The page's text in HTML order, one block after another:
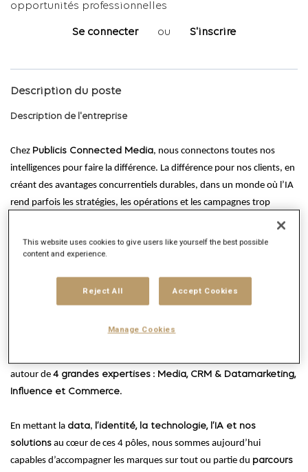
opportunités professionnelles
Se connecter ou S'inscrire
Description du poste
Description de l'entreprise
Chez Publicis Connected Media, nous connectons toutes nos
intelligences pour faire la différence. La différence pour nos clients, en
créant des avantages concurrentiels durables, dans un monde où l’IA
rend parfois les stratégies, les opérations et les campagnes trop
Et la différence pour chacun de
nos 2 000 talents
, en leur donnant
la possibilité de grandir dans l’un des
Notre objectif est simple: concevoir et piloter des écosystèmes paid,
autour de 4 grandes expertises : Media, CRM & Datamarketing,
Influence et Commerce.
En mettant la data, l’identité, la technologie, l’IA et nos
solutions au cœur de ces 4 pôles, nous sommes aujourd’hui
capables d’accompagner les marques sur tout ou partie du parcours
This website uses cookies to give users like yourself the best possible
content and experience.
Reject All Accept Cookies
Manage Cookies